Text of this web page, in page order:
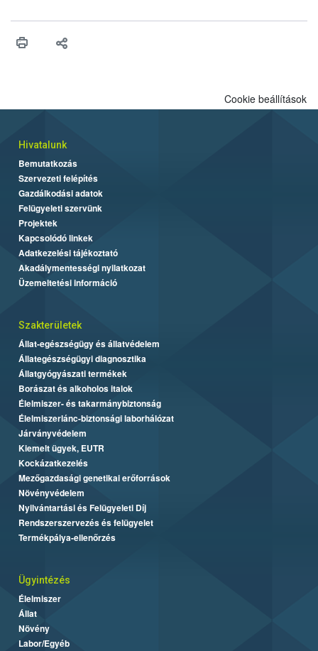
higiéniai szabályok betartása, a megfelelő hőkezelés, valamint a
biztonsági Hivatal (Nébih) Oktatási Programja összegyűjtötte a
Cookie beállítások
Hivatalunk
Bemutatkozás
Szervezeti felépítés
Gazdálkodási adatok
Felügyeleti szervünk
Projektek
Kapcsolódó linkek
Adatkezelési tájékoztató
Akadálymentességi nyilatkozat
Üzemeltetési információ
Szakterületek
Állat-egészségügy és állatvédelem
Állategészségügyi diagnosztika
Állatgyógyászati termékek
Borászat és alkoholos italok
Élelmiszer- és takarmánybiztonság
Élelmiszerlánc-biztonsági laborhálózat
Járványvédelem
Kiemelt ügyek, EUTR
Kockázatkezelés
Mezőgazdasági genetikai erőforrások
Növényvédelem
Nyilvántartási és Felügyeleti Díj
Rendszerszervezés és felügyelet
Termékpálya-ellenőrzés
Ügyintézés
Élelmiszer
Állat
Növény
Labor/Egyéb